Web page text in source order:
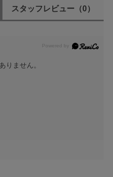
スタッフレビュー （0）
りません。